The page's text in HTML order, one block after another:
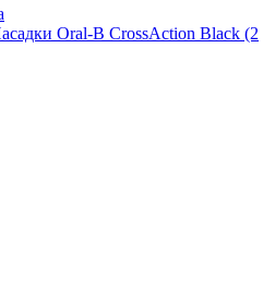
Oral-B CrossAction Black (2